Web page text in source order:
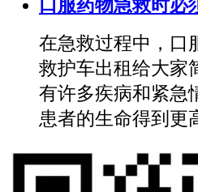
口服药物急救时必
在急救过程中，口
救护车出租给大家
有许多疾病和紧急
患者的生命得到更